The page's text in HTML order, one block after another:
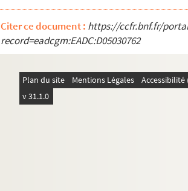
237. Petri Rigæ Aurora
238. (Recueil)
239. B. Hilarii expositio super psalmos
240. (Recueil)
Citer ce document : https://ccfr.bnf.fr/
record=eadcgm:EADC:D05030762
Plan du site Mentions Légales
v 31.1.0